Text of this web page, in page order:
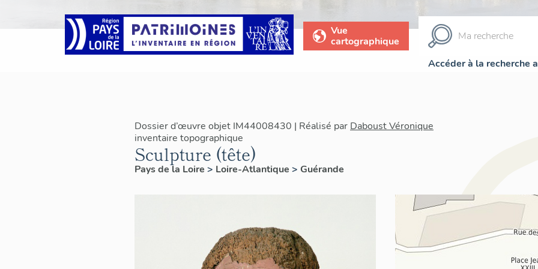
Vue
cartographique
Accéder à la recherche
Dossier d’œuvre objet IM44008430 | Réalisé par Daboust Véronique
inventaire topographique
Sculpture (tête)
Pays de la Loire > Loire-Atlantique > Guérande